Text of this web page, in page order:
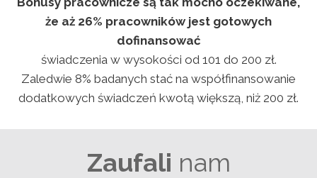
że aż 26% pracowników jest gotowych
dofinansować
świadczenia w wysokości od 101 do 200 zł.
Zaledwie 8% badanych stać na współfinansowanie
dodatkowych świadczeń kwotą większą, niż 200 zł.
Zaufali nam